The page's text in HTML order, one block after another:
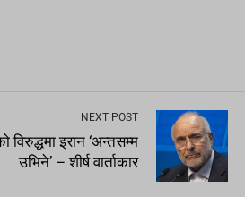
NEXT POST
विरुद्धमा इरान ‘अन्तसम्म
उभिने’ – शीर्ष वार्ताकार